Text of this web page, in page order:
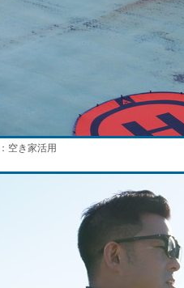
き家活用